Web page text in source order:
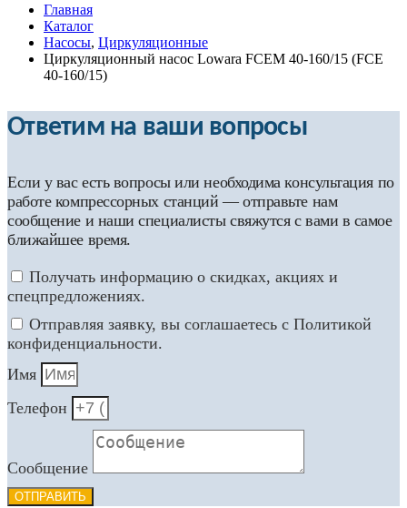
Главная
Каталог
Насосы, Циркуляционные
Циркуляционный насос Lowara FCEM 40-160/15 (FCE
40-160/15)
Ответим на ваши вопросы
Если у вас есть вопросы или необходима консультация по
работе компрессорных станций — отправьте нам
сообщение и наши специалисты свяжутся с вами в самое
ближайшее время.
Получать информацию о скидках, акциях и
спецпредложениях.
Отправляя заявку, вы соглашаетесь с Политикой
конфиденциальности.
Имя
Телефон
Сообщение
ОТПРАВИТЬ